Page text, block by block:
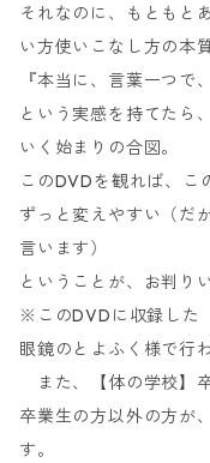
それなのに、もともと
い方使いこなし方の本
『本当に、言葉一つで
という実感を持てたら
いく始まりの合図。
このDVDを観れば、こ
ずっと変えやすい（だ
言います）
ということが、お判り
※このDVDに収録した
眼鏡のとよふく様で行
また、【体の学校】
卒業生の方以外の方が
す。